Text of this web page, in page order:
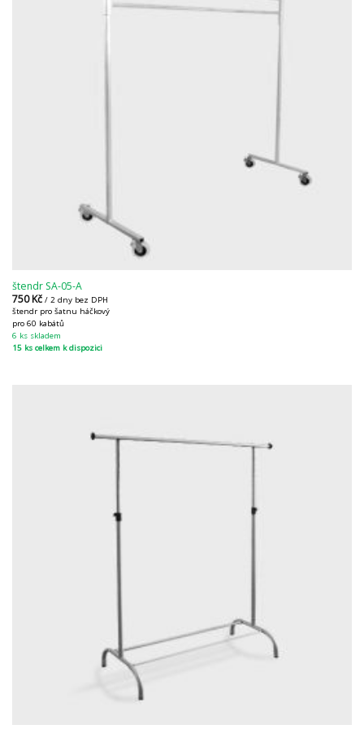
štendr SA-05-A
750Kč / 2 dny bez DPH
štendr pro šatnu háčkový
pro 60 kabátů
6 ks skladem
15 ks celkem k dispozici